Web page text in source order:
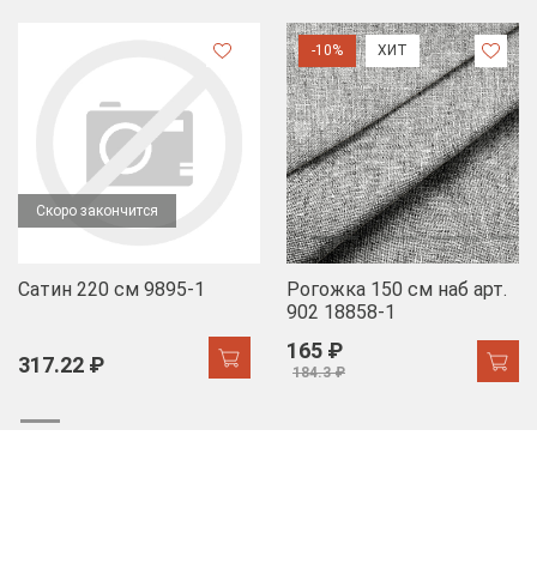
Скоро закончится
Сатин 220 см 9895-1
317.22 ₽
-10% ХИТ
Рогожка 150 см наб арт.
902 18858-1
165 ₽
184.3 ₽